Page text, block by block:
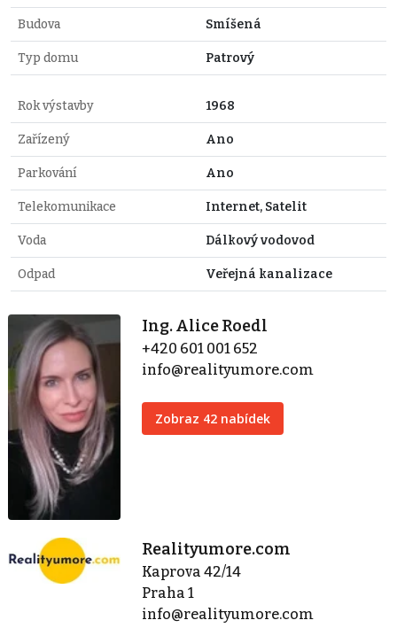
Budova Smíšená
Typ domu Patrový
Rok výstavby 1968
Zařízený Ano
Parkování Ano
Telekomunikace Internet, Satelit
Voda Dálkový vodovod
Odpad Veřejná kanalizace
Ing. Alice Roedl
+420 601 001 652
info@realityumore.com
Zobraz 42 nabídek
Realityumore.com
Kaprova 42/14
Praha 1
info@realityumore.com